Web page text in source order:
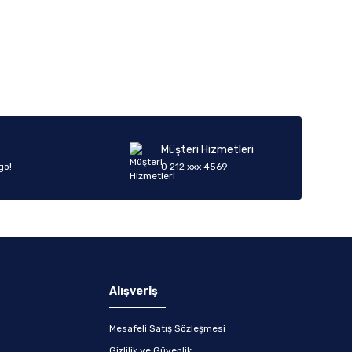
Müşteri Hizmetleri
0 212 xxx 4569
Alışveriş
Mesafeli Satış Sözleşmesi